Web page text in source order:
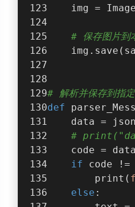
img =
# 保存图片到
# 解析并保存到指
def
data =
#
code =
if code !=
        print(
else :